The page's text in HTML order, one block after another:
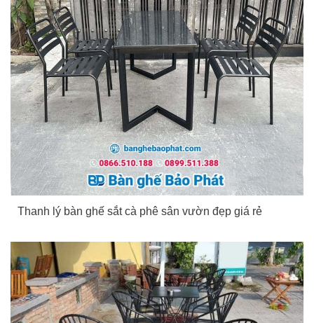
Thanh lý bàn ghế sắt cà phê sân vườn đẹp giá rẻ